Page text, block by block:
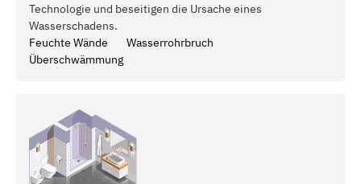
Technologie und beseitigen die Ursache eines
Wasserschadens.
Feuchte Wände
Wasserrohrbruch
Überschwämmung